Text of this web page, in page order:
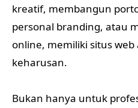
kreatif, membangun
personal branding, atau
online, memiliki situs web
keharusan.
Bukan hanya untuk